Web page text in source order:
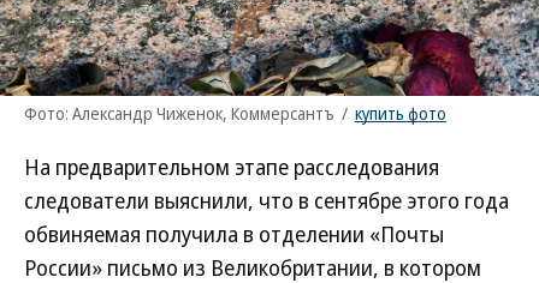
Фото: Александр Чиженок, Коммерсантъ / купить фото
На предварительном этапе расследования
следователи выяснили, что в сентябре этого года
обвиняемая получила в отделении «Почты
России» письмо из Великобритании, в котором